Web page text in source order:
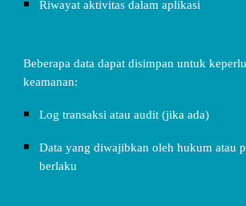
Riwayat aktivitas dalam aplikasi
Beberapa data dapat disimpan untuk
keamanan:
Log transaksi atau audit (jika ada)
Data yang diwajibkan oleh hukum atau
berlaku